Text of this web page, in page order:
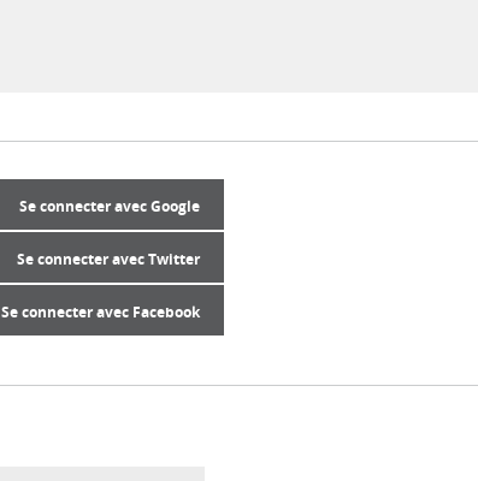
Se connecter avec Google
Se connecter avec Twitter
Se connecter avec Facebook